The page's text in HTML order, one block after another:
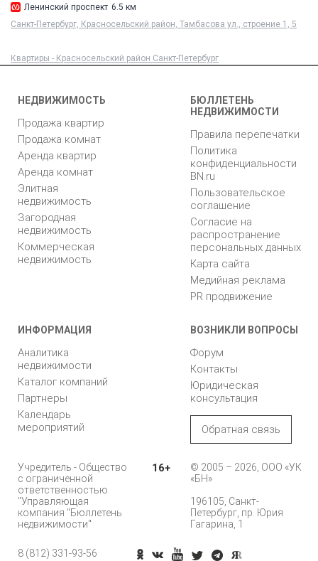
Ленинский проспект 6.5 км
Санкт-Петербург, Красносельский район, Тамбасова ул., строение 1, 5
Квартиры - Красносельский район Санкт-Петербург
НЕДВИЖИМОСТЬ
Продажа квартир
Продажа комнат
Аренда квартир
Аренда комнат
Элитная
недвижимость
Загородная
недвижимость
Коммерческая
недвижимость
БЮЛЛЕТЕНЬ
НЕДВИЖИМОСТИ
Правила перепечатки
Политика
конфиденциальности
BN.ru
Пользовательское
соглашение
Согласие на
распространение
персональных данных
Карта сайта
Медийная реклама
PR продвижение
ИНФОРМАЦИЯ
Аналитика
недвижимости
Каталог компаний
Партнеры
Календарь
мероприятий
ВОЗНИКЛИ ВОПРОСЫ
Форум
Контакты
Юридическая
консультация
Обратная связь
Учредитель - Общество
с ограниченной
ответственностью
"Управляющая
компания "Бюллетень
недвижимости"
16+
© 2005 – 2026, ООО «УК
«БН»
196105, Санкт-
Петербург, пр. Юрия
Гагарина, 1
8 (812) 331-93-56